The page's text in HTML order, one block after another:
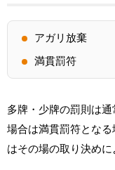
アガリ放棄
満貫罰符
多牌・少牌の罰則は
場合は満貫罰符とな
はその場の取り決めに